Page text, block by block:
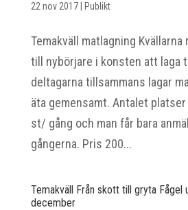
22 nov 2017| Publikt
Temakväll matlagning
till nybörjare i konsten att laga
deltagarna tillsammans lagar
äta gemensamt. Antalet
st/ gång och man får bara
gångerna. Pris 200...
Temakväll Från skott till gryta Fågel
december